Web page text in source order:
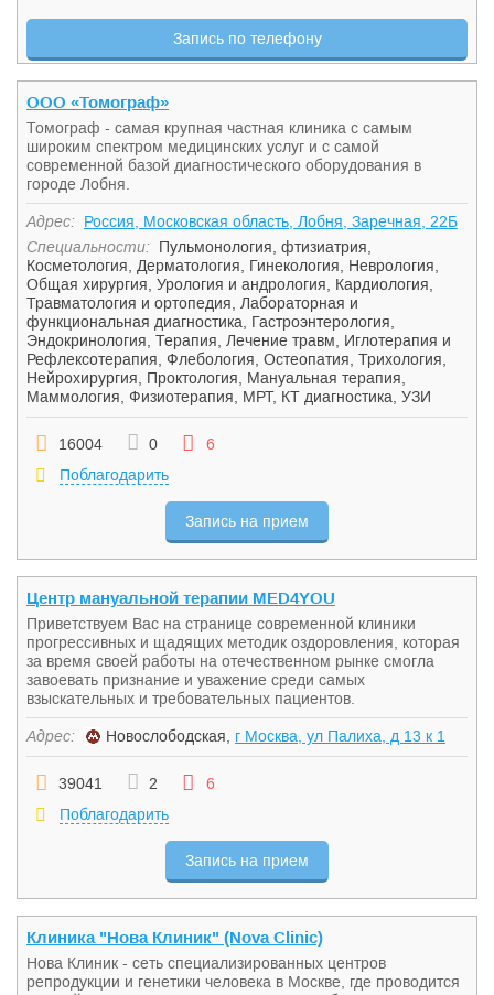
Запись по телефону
ООО «Томограф»
Томограф - самая крупная частная клиника с самым
широким спектром медицинских услуг и с самой
современной базой диагностического оборудования в
городе Лобня.
Адрес:
Россия, Московская область, Лобня, Заречная, 22Б
Специальности:
Пульмонология, фтизиатрия
Косметология
Дерматология Гинекология Неврология
Общая хирургия Урология и андрология Кардиология
Травматология и ортопедия
Лабораторная и
функциональная диагностика
Гастроэнтерология
Эндокринология Терапия Лечение травм
Иглотерапия и
Рефлексотерапия Флебология Остеопатия Трихология
Нейрохирургия
Проктология Мануальная терапия
Маммология Физиотерапия МРТ, КТ диагностика УЗИ
16004 0
6
Поблагодарить
Запись на прием
Центр мануальной терапии MED4YOU
Приветствуем Вас на странице современной клиники
прогрессивных и щадящих методик оздоровления, которая
за время своей работы на отечественном рынке смогла
завоевать признание и уважение среди самых
взыскательных и требовательных пациентов.
Адрес: Новослободская, г Москва, ул Палиха, д 13 к 1
39041 2
6
Поблагодарить
Запись на прием
Клиника "Нова Клиник" (Nova Clinic)
Нова Клиник - сеть специализированных центров
репродукции и генетики человека в Москве, где проводится